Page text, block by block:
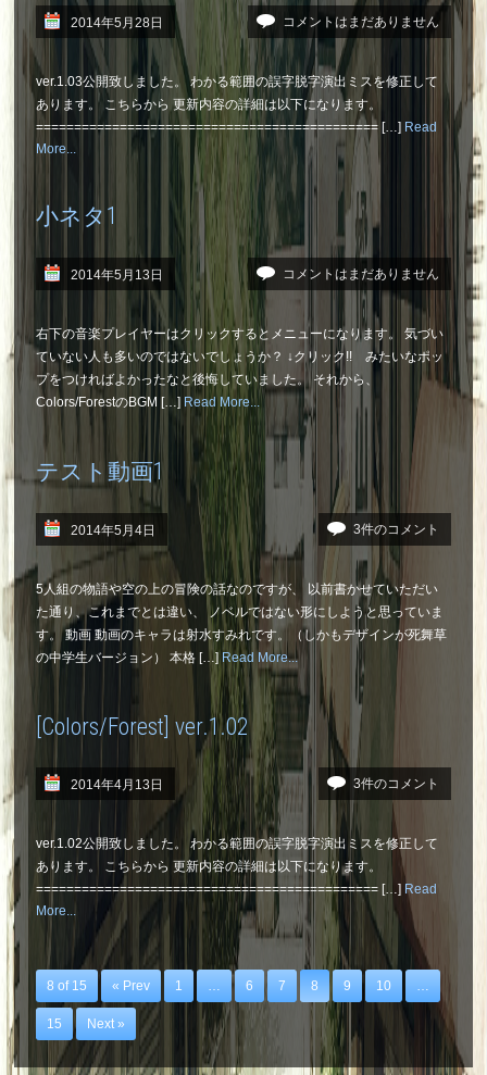
2014年5月28日 コメントはまだありません
ver.1.03公開致しました。 わかる範囲の誤字脱字演出ミスを修正して
あります。 こちらから 更新内容の詳細は以下になります。
============================================= […] Read
More...
小ネタ1
2014年5月13日 コメントはまだありません
右下の音楽プレイヤーはクリックするとメニューになります。 気づい
ていない人も多いのではないでしょうか？ ↓クリック!! みたいなポッ
プをつければよかったなと後悔していました。 それから、
Colors/ForestのBGM […] Read More...
テスト動画1
2014年5月4日 3件のコメント
5人組の物語や空の上の冒険の話なのですが、 以前書かせていただい
た通り、これまでとは違い、 ノベルではない形にしようと思っていま
す。 動画 動画のキャラは射水すみれです。（しかもデザインが死舞草
の中学生バージョン） 本格 […] Read More...
[Colors/Forest] ver.1.02
2014年4月13日 3件のコメント
ver.1.02公開致しました。 わかる範囲の誤字脱字演出ミスを修正して
あります。 こちらから 更新内容の詳細は以下になります。
============================================= […] Read
More...
8 of 15 « Prev 1 … 6 7 8 9 10 …
15 Next »